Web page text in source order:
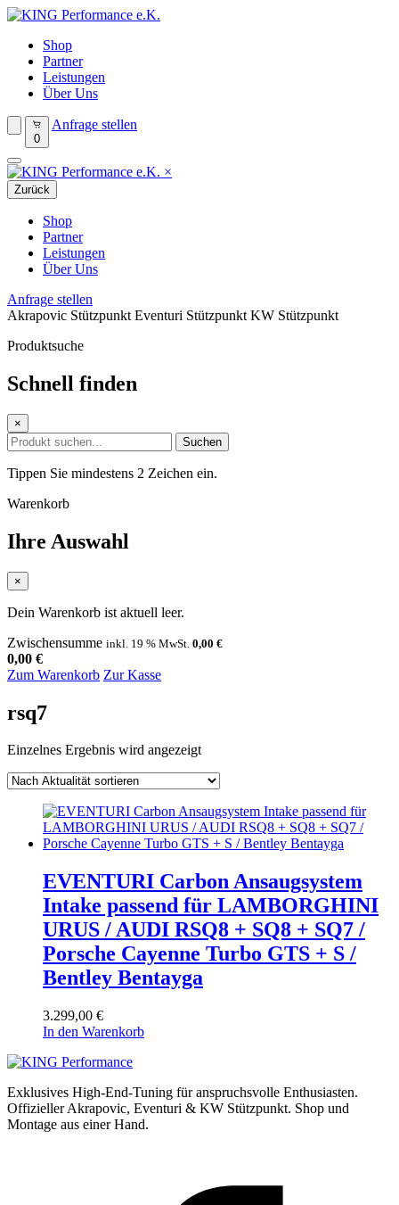
Shop
Partner
Leistungen
Über Uns
0
Anfrage stellen
×
Zurück
Shop
Partner
Leistungen
Über Uns
Anfrage stellen
Akrapovic Stützpunkt Eventuri Stützpunkt KW Stützpunkt
Produktsuche
Schnell finden
×
Suchen
Tippen Sie mindestens 2 Zeichen ein.
Warenkorb
Ihre Auswahl
×
Dein Warenkorb ist aktuell leer.
Zwischensumme inkl. 19 % MwSt. 0,00 €
0,00 €
Zum Warenkorb Zur Kasse
rsq7
Einzelnes Ergebnis wird angezeigt
EVENTURI Carbon Ansaugsystem
Intake passend für LAMBORGHINI
URUS / AUDI RSQ8 + SQ8 + SQ7 /
Porsche Cayenne Turbo GTS + S /
Bentley Bentayga
3.299,00 €
In den Warenkorb
Exklusives High-End-Tuning für anspruchsvolle Enthusiasten.
Offizieller Akrapovic, Eventuri & KW Stützpunkt. Shop und
Montage aus einer Hand.